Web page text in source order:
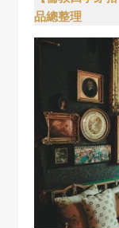
品總整理